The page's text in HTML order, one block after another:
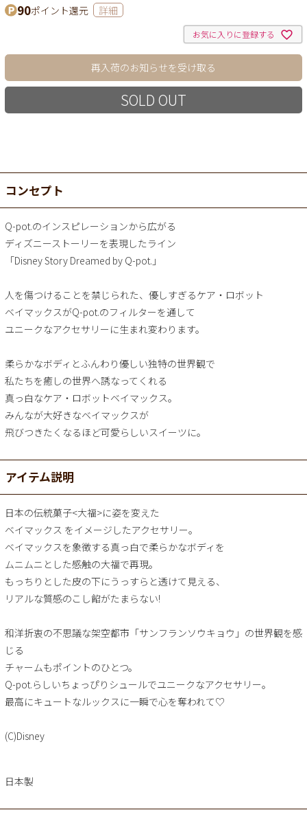
90ポイント還元 詳細
お気に入りに登録する
再入荷のお知らせを受け取る
SOLD OUT
コンセプト
Q-pot.のインスピレーションから広がる
ディズニーストーリーを表現したライン
「Disney Story Dreamed by Q-pot.」
人を傷つけることを禁じられた、優しすぎるケア・ロボット
ベイマックスがQ-pot.のフィルターを通して
ユニークなアクセサリーに生まれ変わります。
柔らかなボディとふんわり優しい独特の世界観で
私たちを癒しの世界へ誘なってくれる
真っ白なケア・ロボットベイマックス。
みんなが大好きなベイマックスが
飛びつきたくなるほど可愛らしいスイーツに。
アイテム説明
日本の伝統菓子<大福>に姿を変えた
ベイマックス をイメージしたアクセサリー。
ベイマックスを象徴する真っ白で柔らかなボディを
ムニムニとした感触の大福で再現。
もっちりとした皮の下にうっすらと透けて見える、
リアルな質感のこし餡がたまらない!
和洋折衷の不思議な架空都市「サンフランソウキョウ」の世界観を感
じる
チャームもポイントのひとつ。
Q-pot.らしいちょっぴりシュールでユニークなアクセサリー。
最高にキュートなルックスに一瞬で心を奪われて♡
(C)Disney
日本製